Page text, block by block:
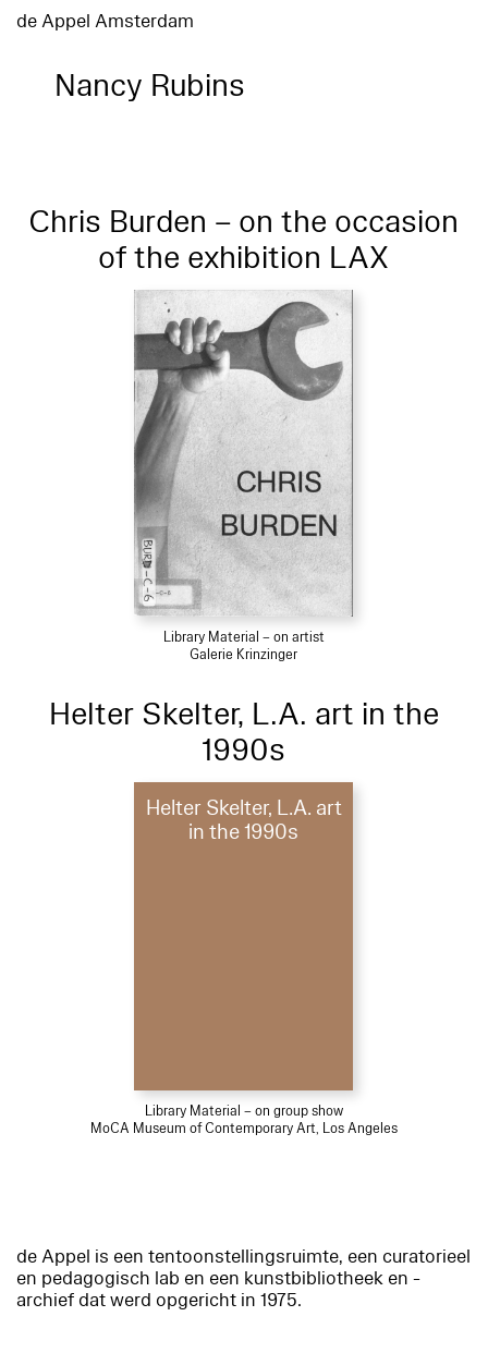
de Appel Amsterdam
Nancy Rubins
Chris Burden – on the occasion
of the exhibition LAX
Library Material – on artist
Galerie Krinzinger
Helter Skelter, L.A. art in the
1990s
Helter Skelter, L.A. art
in the 1990s
Library Material – on group show
MoCA Museum of Contemporary Art, Los Angeles
de Appel is een tentoonstellingsruimte, een curatorieel
en pedagogisch lab en een kunstbibliotheek en -
archief dat werd opgericht in 1975.